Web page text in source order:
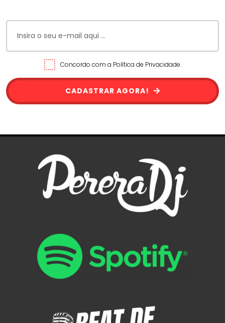
Concordo com a Política de Privacidade.
CADASTRAR AGORA!